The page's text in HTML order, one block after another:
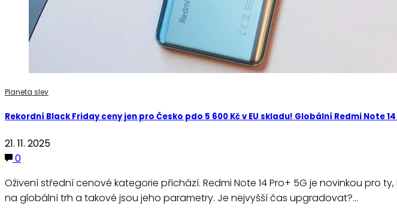
Planeta slev
Rekordní Black Friday ceny jen pro Česko pdo 5 600 Kč v EU skladu! Globální Redmi Note
21. 11. 2025
0
Oživení střední cenové kategorie přichází. Redmi Note 14 Pro+ 5G je novinkou
na globální trh a takové jsou jeho parametry. Je nejvyšší čas upgradovat?…